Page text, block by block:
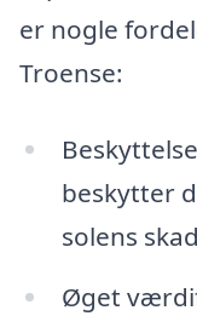
er nogle
Troense:
beskytter
solens
Øget